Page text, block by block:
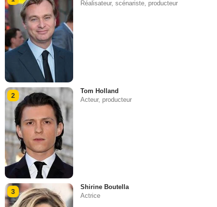
Réalisateur, scénariste, producteur
2
Tom Holland
Acteur, producteur
3
Shirine Boutella
Actrice